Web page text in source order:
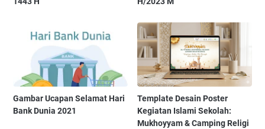
Gambar Ucapan Selamat Hari
Bank Dunia 2021
Template Desain Poster
Kegiatan Islami Sekolah:
Mukhoyyam & Camping Religi